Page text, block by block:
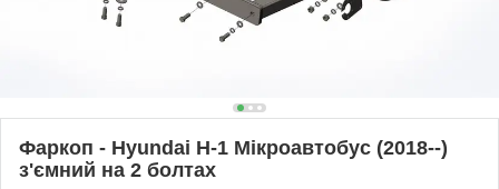
Фаркоп - Hyundai H-1 Мікроавтобус (2018--)
з'ємний на 2 болтах